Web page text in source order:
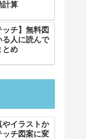
計算
ッチ】無料図
る人に読んで
とめ
やイラストか
ッチ図案に変